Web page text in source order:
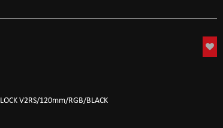
V2RS/120mm/RGB/BLACK